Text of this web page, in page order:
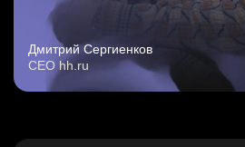
Дмитрий Сергиенков
CEO hh.ru